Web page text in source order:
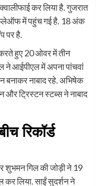
कर लिया है. गुजरात
में पहुंच गई है. 18 अंक
पर है.
हुए 20 ओवर में तीन
ने आईपीएल में अपना पांचवां
नाबाद रहे. अभिषेक
और ट्रिस्टन स्टब्स ने नाबाद
रिकॉर्ड
शुभमन गिल की जोड़ी ने 19
कर लिया. साईं सुदर्शन ने